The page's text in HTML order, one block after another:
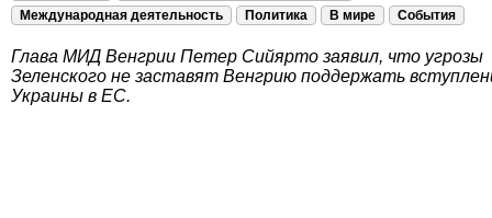
Международная деятельность
Политика В мире События
Глава МИД Венгрии Петер Сийярто заявил, что угрозы
Зеленского не заставят Венгрию поддержать
Украины в ЕС.